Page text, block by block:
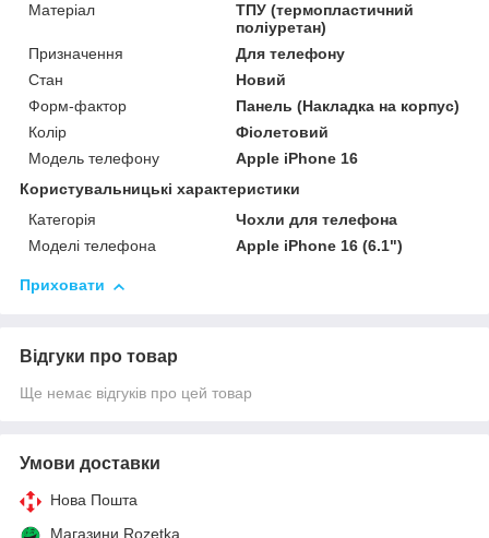
Матеріал
ТПУ (термопластичний
поліуретан)
Призначення
Для телефону
Стан
Новий
Форм-фактор
Панель (Накладка на корпус)
Колір
Фіолетовий
Модель телефону
Apple iPhone 16
Користувальницькі характеристики
Категорія
Чохли для телефона
Моделі телефона
Apple iPhone 16 (6.1")
Приховати
Відгуки про товар
Ще немає відгуків про цей товар
Умови доставки
Нова Пошта
Магазини Rozetka